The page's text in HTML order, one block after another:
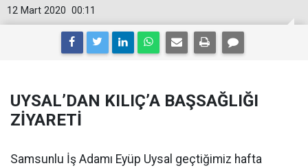
00:11
12 Mart 2020
UYSAL’DAN KILIÇ’A BAŞSAĞLIĞI
ZİYARETİ
Samsunlu İş Adamı Eyüp Uysal geçtiğimiz hafta